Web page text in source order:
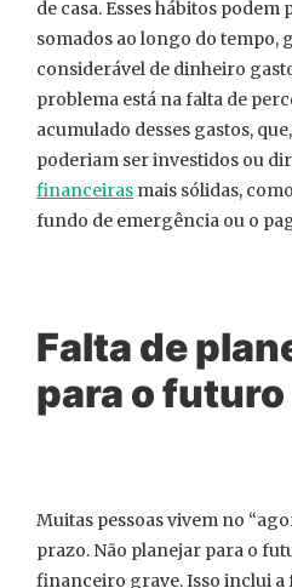
de casa. Esses hábitos
somados ao longo do tempo,
considerável de dinheiro
problema está na falta de
acumulado desses gastos,
poderiam ser investidos ou
financeiras mais sólidas,
fundo de emergência ou o
Falta de
para o futuro
Muitas pessoas vivem no
prazo. Não planejar para o
financeiro grave. Isso inclui a